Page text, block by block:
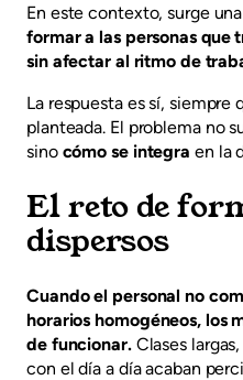
En este contexto, surge
formar a las personas que
sin afectar al ritmo de
La respuesta es sí, siempre
planteada. El problema no
sino cómo se integra en la
El reto de
dispersos
Cuando el personal no
horarios homogéneos, los
de funcionar. Clases
con el día a día acaban